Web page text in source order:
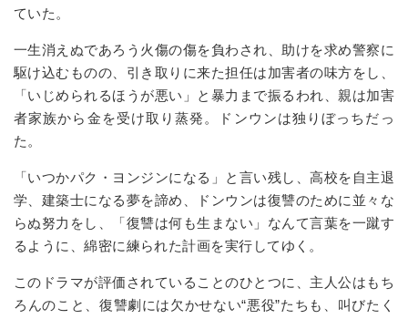
ていた。
一生消えぬであろう火傷の傷を負わされ、助けを求め警察に
駆け込むものの、引き取りに来た担任は加害者の味方をし、
「いじめられるほうが悪い」と暴力まで振るわれ、親は加害
者家族から金を受け取り蒸発。ドンウンは独りぼっちだっ
た。
「いつかパク・ヨンジンになる」と言い残し、高校を自主退
学、建築士になる夢を諦め、ドンウンは復讐のために並々な
らぬ努力をし、「復讐は何も生まない」なんて言葉を一蹴す
るように、綿密に練られた計画を実行してゆく。
このドラマが評価されていることのひとつに、主人公はもち
ろんのこと、復讐劇には欠かせない“悪役”たちも、叫びたく